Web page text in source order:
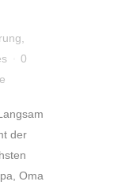
0
der
Oma